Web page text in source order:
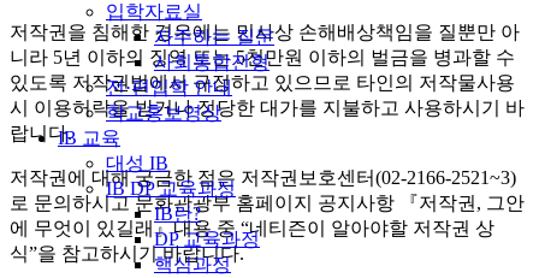
입학자료실
자주하는 질문
사회통합전형
전·편입학 안내
학교홍보영상
IB 교육
대성 IB
IB DP 교육과정
IB란?
DP 교육과정
핵심과정
저작권을 침해한 경우에는 민사상 손해배상책임을 질뿐만 아
니라 5년 이하의 징역 또는 5천만원 이하의 벌금을 병과할 수
있도록 저작권법에서 규정하고 있으므로 타인의 저작물사용
시 이용허락을 받거나 정당한 대가를 지불하고 사용하시기 바
랍니다.
저작권에 대해 궁금한 점은 저작권보호센터(02-2166-2521~3)
로 문의하시고 문화관광부 홈페이지 공지사항 『저작권, 그안
에 무엇이 있길래』내용 중 “네티즌이 알아야할 저작권 상
식”을 참고하시기 바랍니다.